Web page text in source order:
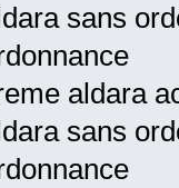
sans
aldara
sans